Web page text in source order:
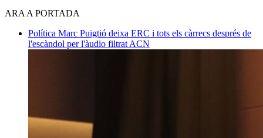
ARA A PORTADA
Política Marc Puigtió deixa ERC i tots els càrrecs després de
l'escàndol per l'àudio filtrat ACN